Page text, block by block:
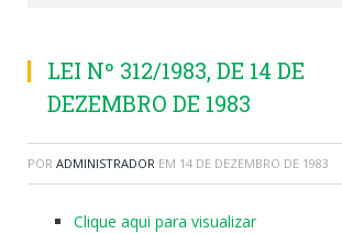
LEI Nº 312/1983, DE 14 DE
DEZEMBRO DE 1983
POR ADMINISTRADOR EM 14 DE DEZEMBRO DE 1983
Clique aqui para visualizar